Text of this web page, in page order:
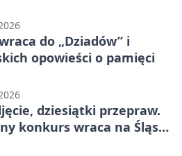
do „Dziadów” i
opowieści o pamięci
dziesiątki przepraw.
konkurs wraca na Śląsk